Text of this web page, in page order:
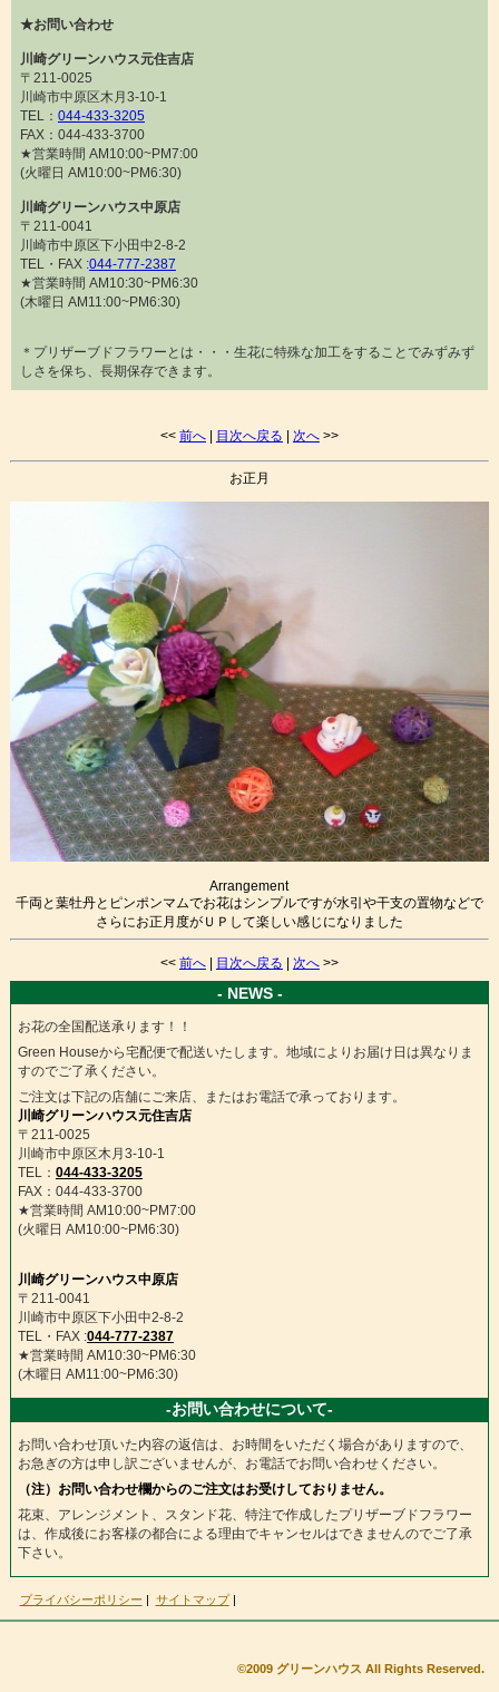
★お問い合わせ
川崎グリーンハウス元住吉店
〒211-0025
川崎市中原区木月3-10-1
TEL： 044-433-3205
FAX：044-433-3700
★営業時間 AM10:00~PM7:00
(火曜日 AM10:00~PM6:30)
川崎グリーンハウス中原店
〒211-0041
川崎市中原区下小田中2-8-2
TEL・FAX :044-777-2387
★営業時間 AM10:30~PM6:30
(木曜日 AM11:00~PM6:30)
＊プリザーブドフラワーとは・・・生花に特殊な加工をすることでみずみず
しさを保ち、長期保存できます。
<< 前へ| 目次へ戻る 次へ>>
お正月
Arrangement
千両と葉牡丹とピンポンマムでお花はシンプルですが水引や干支の置物などで
さらにお正月度がＵＰして楽しい感じになりました
<< 前へ| 目次へ戻る 次へ>>
- NEWS -
お花の全国配送承ります！！
Green Houseから宅配便で配送いたします。地域によりお届け日は異なりま
すのでご了承ください。
ご注文は下記の店舗にご来店、またはお電話で承っております。
川崎グリーンハウス元住吉店
〒211-0025
川崎市中原区木月3-10-1
TEL： 044-433-3205
FAX：044-433-3700
★営業時間 AM10:00~PM7:00
(火曜日 AM10:00~PM6:30)
川崎グリーンハウス中原店
〒211-0041
川崎市中原区下小田中2-8-2
TEL・FAX :044-777-2387
★営業時間 AM10:30~PM6:30
(木曜日 AM11:00~PM6:30)
-お問い合わせについて-
お問い合わせ頂いた内容の返信は、お時間をいただく場合がありますので、
お急ぎの方は申し訳ございませんが、お電話でお問い合わせください。
（注）お問い合わせ欄からのご注文はお受けしておりません。
花束、アレンジメント、スタンド花、特注で作成したプリザーブドフラワー
は、作成後にお客様の都合による理由でキャンセルはできませんのでご了承
下さい。
プライバシーポリシー | サイトマップ|
©2009 グリーンハウス All Rights Reserved.